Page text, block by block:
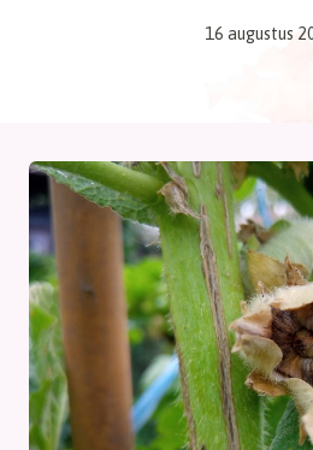
16 augustus